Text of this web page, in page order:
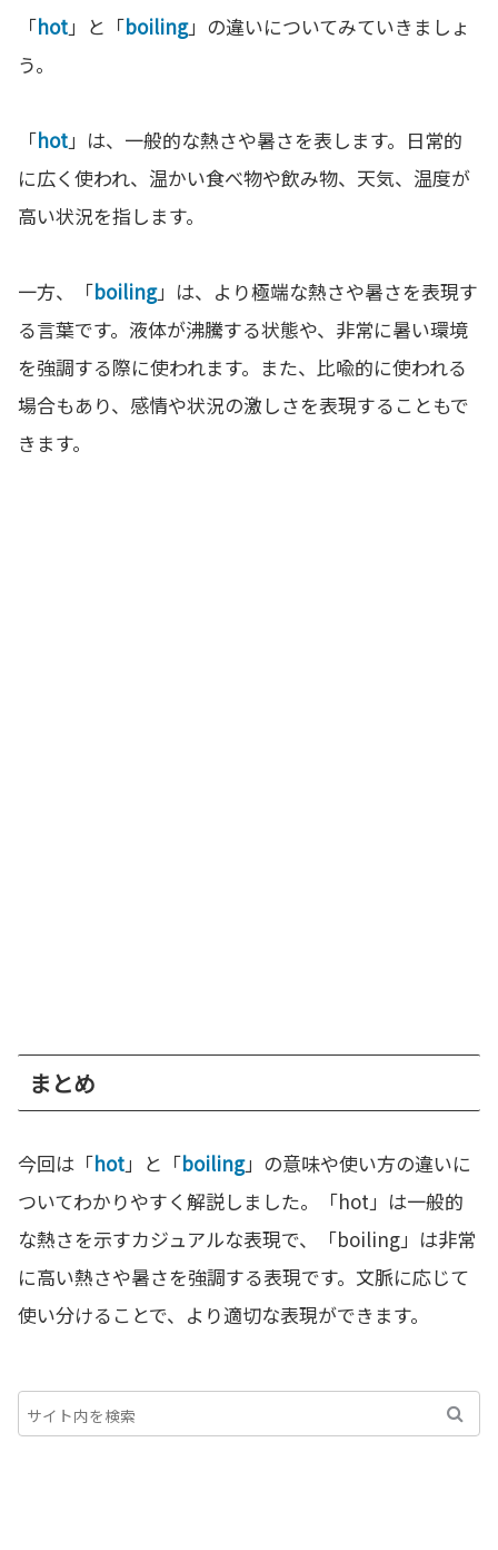
「hot」と「boiling」の違いについてみていきましょ
う。
「hot」は、一般的な熱さや暑さを表します。日常的
に広く使われ、温かい食べ物や飲み物、天気、温度が
高い状況を指します。
一方、「boiling」は、より極端な熱さや暑さを表現す
る言葉です。液体が沸騰する状態や、非常に暑い環境
を強調する際に使われます。また、比喩的に使われる
場合もあり、感情や状況の激しさを表現することもで
きます。
まとめ
今回は「hot」と「boiling」の意味や使い方の違いに
ついてわかりやすく解説しました。「hot」は一般的
な熱さを示すカジュアルな表現で、「boiling」は非常
に高い熱さや暑さを強調する表現です。文脈に応じて
使い分けることで、より適切な表現ができます。